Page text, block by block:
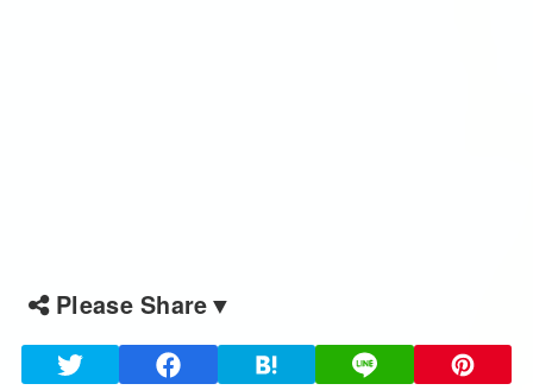
Please Share▼